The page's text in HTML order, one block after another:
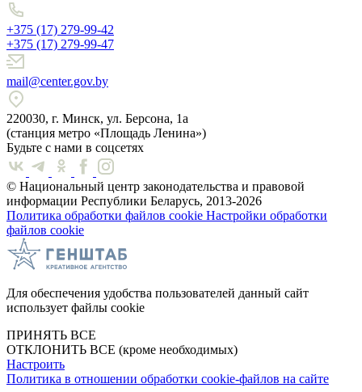
+375 (17) 279-99-42
+375 (17) 279-99-47
mail@center.gov.by
220030, г. Минск, ул. Берсона, 1а
(станция метро «Площадь Ленина»)
Будьте с нами в соцсетях
© Национальный центр законодательства и правовой
информации Республики Беларусь, 2013-2026
Политика обработки файлов cookie Настройки обработки
файлов cookie
Для обеспечения удобства пользователей данный сайт
использует файлы cookie
ПРИНЯТЬ ВСЕ
ОТКЛОНИТЬ ВСЕ (кроме необходимых)
Настроить
Политика в отношении обработки cookie-файлов на сайте